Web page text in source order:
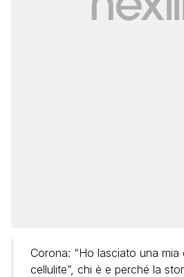
Corona: “Ho lasciato una
cellulite”, chi è e perché la